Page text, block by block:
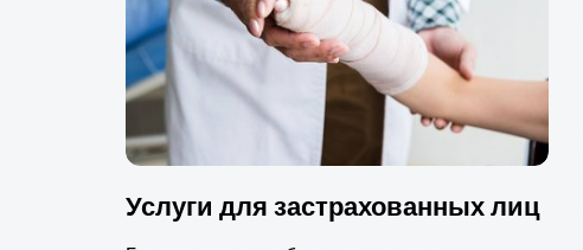
Услуги для застрахованных лиц